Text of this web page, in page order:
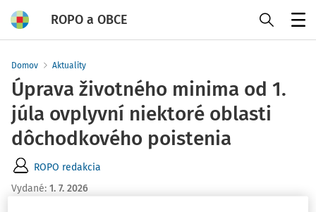
ROPO a OBCE
Domov Aktuality
Úprava životného minima od 1.
júla ovplyvní niektoré oblasti
dôchodkového poistenia
ROPO redakcia
Vydané: 1. 7. 2026